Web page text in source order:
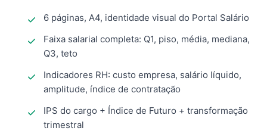
6 páginas, A4, identidade visual do Portal Salário
Faixa salarial completa: Q1, piso, média, mediana,
Q3, teto
Indicadores RH: custo empresa, salário líquido,
amplitude, índice de contratação
IPS do cargo + Índice de Futuro + transformação
trimestral